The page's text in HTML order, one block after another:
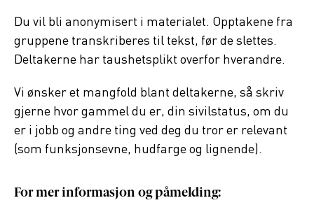
Du vil bli anonymisert i materialet. Opptakene fra
gruppene transkriberes til tekst, før de slettes.
Deltakerne har taushetsplikt overfor hverandre.
Vi ønsker et mangfold blant deltakerne, så skriv
gjerne hvor gammel du er, din sivilstatus, om du
er i jobb og andre ting ved deg du tror er relevant
(som funksjonsevne, hudfarge og lignende).
For mer informasjon og påmelding: